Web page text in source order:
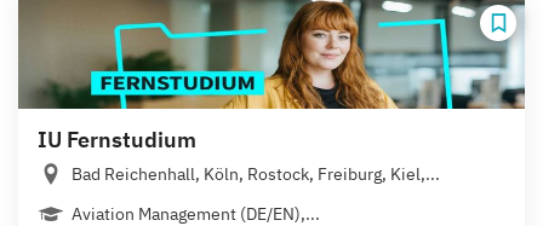
IU Fernstudium
Bad Reichenhall, Köln, Rostock, Freiburg, Kiel,...
Aviation Management (DE/EN),...